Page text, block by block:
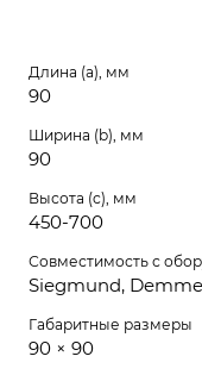
Длина (a), мм
90
Ширина (b), мм
90
Высота (c), мм
450-700
Совместимость с
Siegmund,
Габаритные размеры
90 × 90